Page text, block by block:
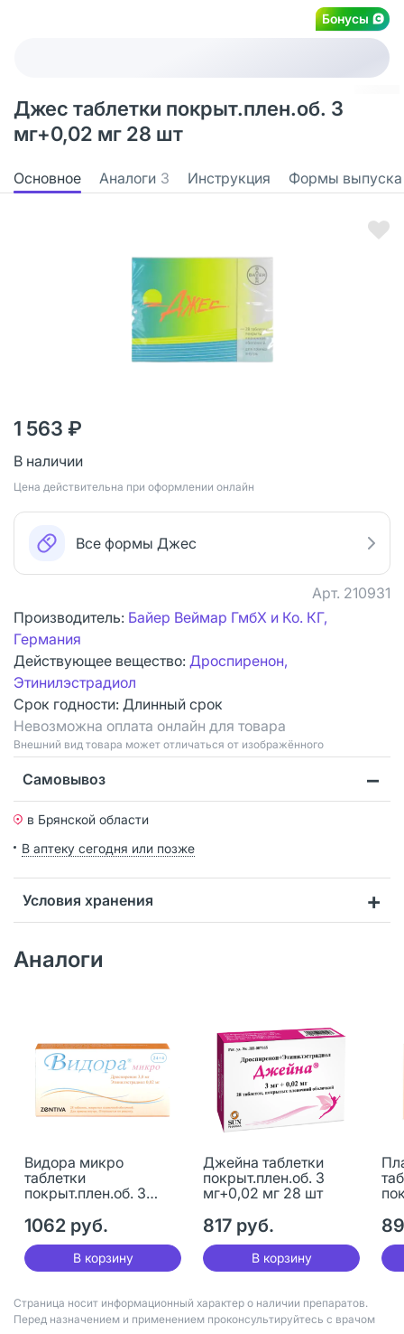
Бонусы
Джес таблетки покрыт.плен.об. 3
мг+0,02 мг 28 шт
Основное Аналоги 3 Инструкция Формы выпуска
1 563 ₽
В наличии
Цена действительна при оформлении онлайн
Все формы Джес
Арт. 210931
Производитель: Байер Веймар ГмбХ и Ко. КГ,
Германия
Действующее вещество: Дроспиренон,
Этинилэстрадиол
Срок годности: Длинный срок
Невозможна оплата онлайн для товара
Bнешний вид товара может отличаться от изображённого
Самовывоз
в Брянской области
В аптеку сегодня или позже
Условия хранения
Аналоги
Видора микро
таблетки
покрыт.плен.об. 3
1062 руб.
В корзину
Джейна таблетки
покрыт.плен.об. 3
мг+0,02 мг 28 шт
817 руб.
В корзину
Страница носит информационный характер о наличии препаратов.
Перед назначением и применением проконсультируйтесь с врачом